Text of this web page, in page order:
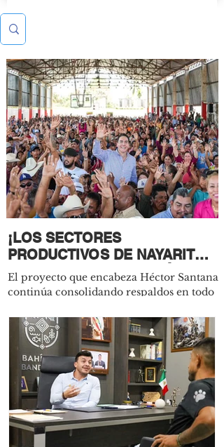
¡LOS SECTORES
PRODUCTIVOS DE NAYARIT
CIERRAN FILAS CON HÉCTOR
SANTANA! 💪🏻🔴
El proyecto que encabeza Héctor Santana
continúa consolidando respaldos en todo
sectores sociales y productivos.
Comerciantes, pescadores, transportistas,
mujeres empresarias, productores del
campo, comisariados ejidales y
representantes de distintas organizaciones
han manifestado su apoyo, destacando la
cercanía, el trabajo territorial y los
resultados que identifican al proyecto. En
encuentros realizados en diferentes